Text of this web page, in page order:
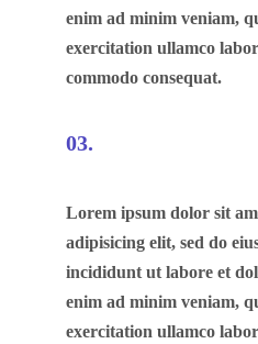
enim ad minim veniam,
exercitation ullamco
commodo consequat.
03.
Lorem ipsum dolor sit
adipisicing elit, sed do
incididunt ut labore et
enim ad minim veniam,
exercitation ullamco